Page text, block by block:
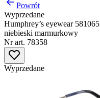
Powrót
Wyprzedane
Humphrey’s eyewear 581065
niebieski marmurkowy
Nr art. 78358
Wyprzedane